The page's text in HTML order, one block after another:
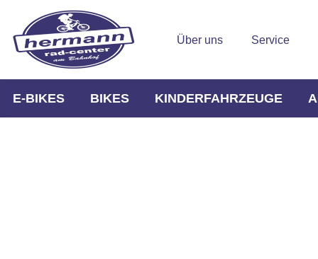
Über uns Service
E-BIKES BIKES KINDERFAHRZEUGE